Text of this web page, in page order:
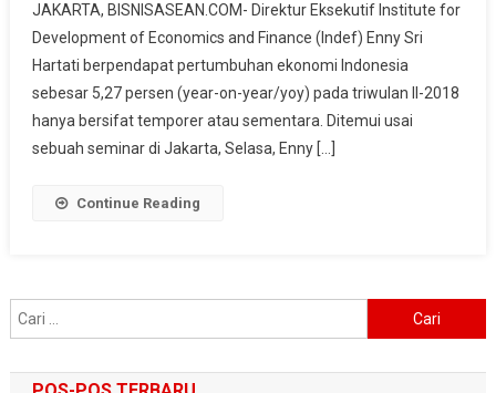
Ekonomi
Indonesia
Sebesar
5,27
Persen
Temporer
JAKARTA, BISNISASEAN.COM- Direktur Eksekutif Institute for
Development of Economics and Finance (Indef) Enny Sri
Hartati berpendapat pertumbuhan ekonomi Indonesia
sebesar 5,27 persen (year-on-year/yoy) pada triwulan II-2018
hanya bersifat temporer atau sementara. Ditemui usai
sebuah seminar di Jakarta, Selasa, Enny […]
Continue Reading
untuk: